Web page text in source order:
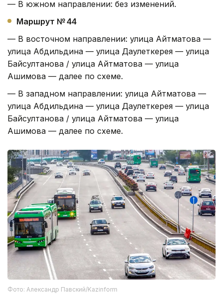
— В южном направлении: без изменений.
Маршрут № 44
— В восточном направлении: улица Айтматова —
улица Абдильдина — улица Даулеткерея — улица
Байсултанова / улица Айтматова — улица
Ашимова — далее по схеме.
— В западном направлении: улица Айтматова —
улица Абдильдина — улица Даулеткерея — улица
Байсултанова / улица Айтматова — улица
Ашимова — далее по схеме.
Фото: Александр Павский/Kazinform